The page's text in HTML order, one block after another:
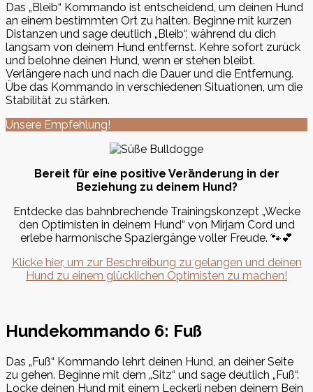
Das „Bleib“ Kommando ist entscheidend, um deinen Hund
an einem bestimmten Ort zu halten. Beginne mit kurzen
Distanzen und sage deutlich „Bleib“, während du dich
langsam von deinem Hund entfernst. Kehre sofort zurück
und belohne deinen Hund, wenn er stehen bleibt.
Verlängere nach und nach die Dauer und die Entfernung.
Übe das Kommando in verschiedenen Situationen, um die
Stabilität zu stärken.
Unsere Empfehlung!
Bereit für eine positive Veränderung in der
Beziehung zu deinem Hund?
Entdecke das bahnbrechende Trainingskonzept „Wecke
den Optimisten in deinem Hund“ von Mirjam Cord und
erlebe harmonische Spaziergänge voller Freude. 🐾💕
Klicke hier, um zur Beschreibung zu gelangen und deinen
Hund zu einem glücklichen Optimisten zu machen!
Hundekommando 6: Fuß
Das „Fuß“ Kommando lehrt deinen Hund, an deiner Seite
zu gehen. Beginne mit dem „Sitz“ und sage deutlich „Fuß“.
Locke deinen Hund mit einem Leckerli neben deinem Bein